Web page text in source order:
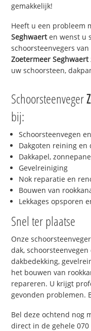
gemakkelijk!
Heeft u een probleem
Seghwaerten wenst u
schoorsteenvegers
Zoetermeer Seghwaert
uw schoorsteen,
Schoorsteenveger
bij:
Schoorsteenvegen
Dakgoten reining en
Dakkapel,
Gevelreiniging
Nok reparatie en
Bouwen van
Lekkages opsporen
Snel ter plaatse
Onze
dak,
dakbedekking,
het bouwen van
repareren. U krijgt
gevonden problemen.
Bel deze ochtend nog
direct in de gehele